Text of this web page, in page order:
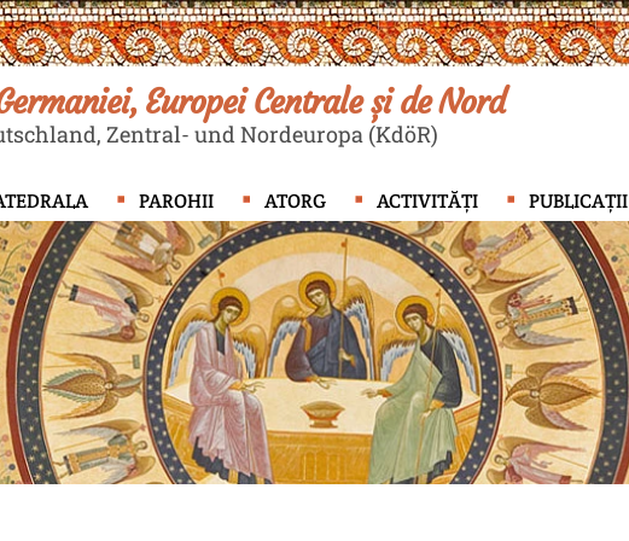
Europei Centrale și de Nord
Zentral- und Nordeuropa (KdöR)
PAROHII ATORG ACTIVITĂȚI PUBLICAȚII